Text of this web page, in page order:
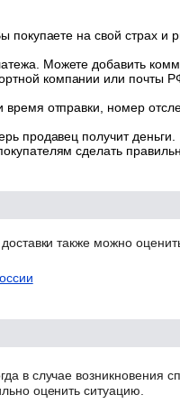
на свой страх и
Можете добавить
компании или почты
отправки, номер
продавец получит деньги.
сделать
также можно
в случае возникновения
оценить ситуацию.